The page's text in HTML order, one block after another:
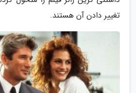
تغییر دادن آن هستند.